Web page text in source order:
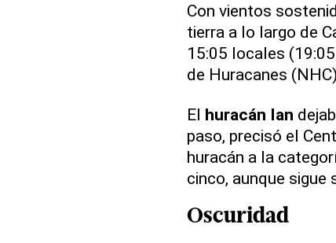
Con vientos
tierra a lo largo de
15:05 locales
de Huracanes
El huracán Ian
paso, precisó el
huracán a la
cinco, aunque sigue
Oscuridad